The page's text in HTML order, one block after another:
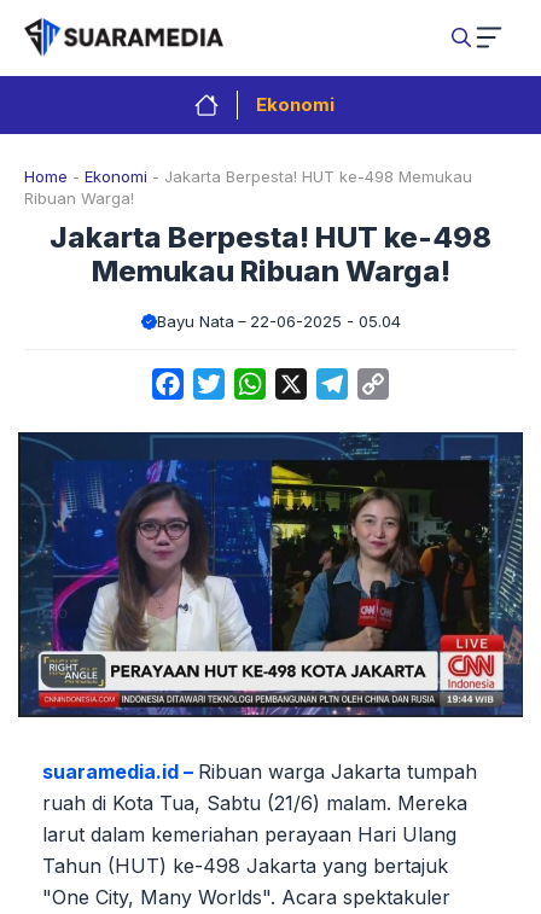
Langsung
isi
Ekonomi
Home - Ekonomi - Jakarta Berpesta! HUT ke-498 Memukau
Ribuan Warga!
Jakarta Berpesta! HUT ke-498
Memukau Ribuan Warga!
Bayu Nata 22-06-2025 - 05.04
FacebookTwitterWhatsApp Telegram
suaramedia.id – Ribuan warga Jakarta tumpah
ruah di Kota Tua, Sabtu (21/6) malam. Mereka
larut dalam kemeriahan perayaan Hari Ulang
Tahun (HUT) ke-498 Jakarta yang bertajuk
"One City, Many Worlds". Acara spektakuler